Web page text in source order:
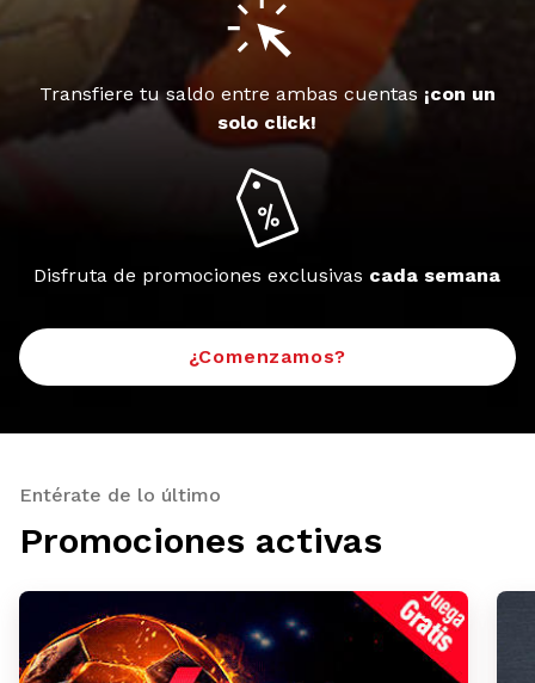
Transfiere tu saldo entre ambas cuentas ¡con un
solo click!
Disfruta de promociones exclusivas cada semana
¿Comenzamos?
Entérate de lo último
Promociones activas